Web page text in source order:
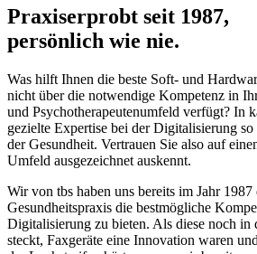
Praxiserprobt seit 1987,
persönlich wie nie.
Was hilft Ihnen die beste Soft- und
nicht über die notwendige Kompetenz in
und Psychotherapeutenumfeld verfügt? In
gezielte Expertise bei der Digitalisierung
der Gesundheit. Vertrauen Sie also auf
Umfeld ausgezeichnet auskennt.
Wir von tbs haben uns bereits im Jahr
Gesundheitspraxis die bestmögliche
Digitalisierung zu bieten. Als diese noch in
steckt, Faxgeräte eine Innovation waren